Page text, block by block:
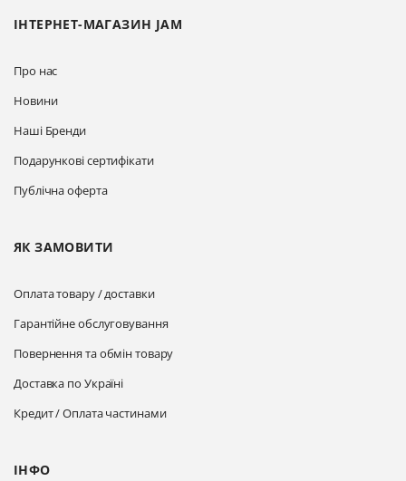
ІНТЕРНЕТ-МАГАЗИН JAM
Про нас
Новини
Наші Бренди
Подарункові сертифікати
Публічна оферта
ЯК ЗАМОВИТИ
Оплата товару / доставки
Гарантійне обслуговування
Повернення та обмін товару
Доставка по Україні
Кредит / Оплата частинами
ІНФО